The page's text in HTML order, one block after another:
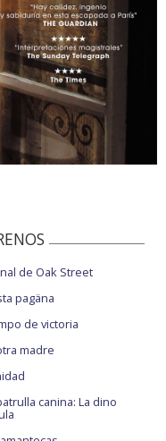
de Oak Street
pagäna
de victoria
madre
canina: La dino